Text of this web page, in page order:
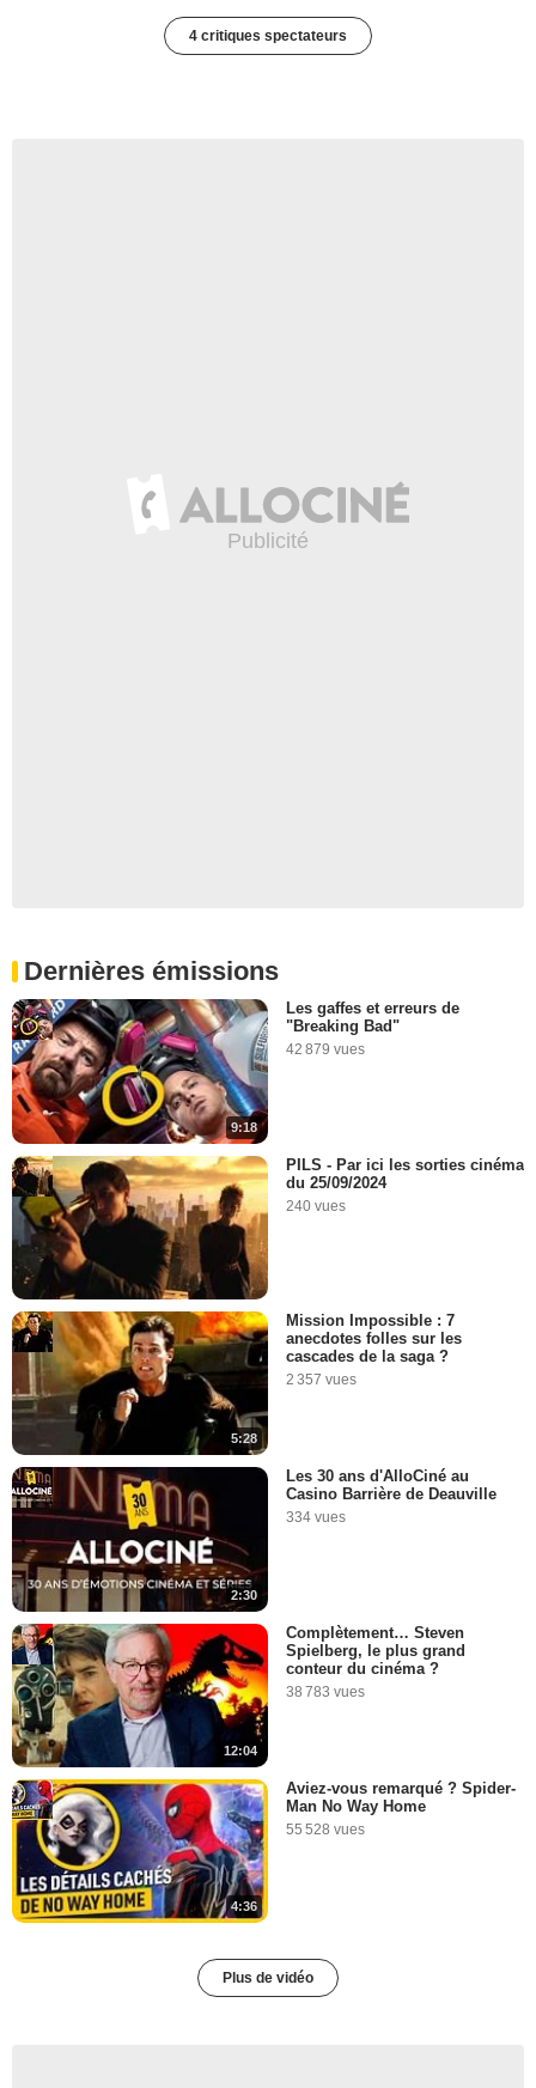
4 critiques spectateurs
Dernières émissions
9:18
Les gaffes et erreurs de
"Breaking Bad"
42 879 vues
PILS - Par ici les sorties cinéma
du 25/09/2024
240 vues
5:28
Mission Impossible : 7
anecdotes folles sur les
cascades de la saga ?
2 357 vues
2:30
Les 30 ans d'AlloCiné au
Casino Barrière de Deauville
334 vues
12:04
Complètement… Steven
Spielberg, le plus grand
conteur du cinéma ?
38 783 vues
4:36
Aviez-vous remarqué ? Spider-
Man No Way Home
55 528 vues
Plus de vidéo